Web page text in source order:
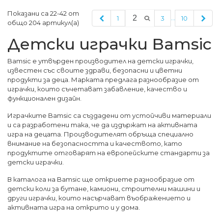
Показани са 22-42 от
общо 204 артикул(а)
Предишна
1 3 … 10
Детски играчки Bamsic
Bamsic е утвърден производител на детски играчки,
известен със своите здрави, безопасни и цветни
продукти за деца. Марката предлага разнообразие от
играчки, които съчетават забавление, качество и
функционален дизайн.
Играчките Bamsic са създадени от устойчиви материали
и са разработени така, че да издържат на активната
игра на децата. Производителят обръща специално
внимание на безопасността и качеството, като
продуктите отговарят на европейските стандарти за
детски играчки.
В каталога на Bamsic ще откриете разнообразие от
детски коли за бутане, камиони, строителни машини и
други играчки, които насърчават въображението и
активната игра на открито и у дома.